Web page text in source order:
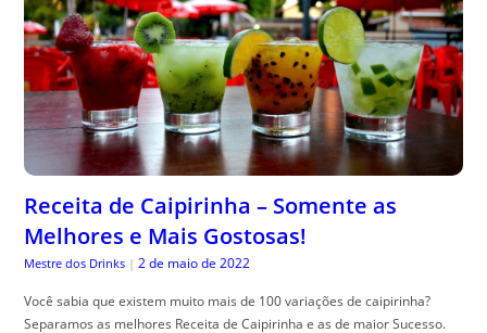
Receita de Caipirinha – Somente as
Melhores e Mais Gostosas!
Mestre dos Drinks | 2 de maio de 2022
Você sabia que existem muito mais de 100 variações de caipirinha?
Separamos as melhores Receita de Caipirinha e as de maior Sucesso.